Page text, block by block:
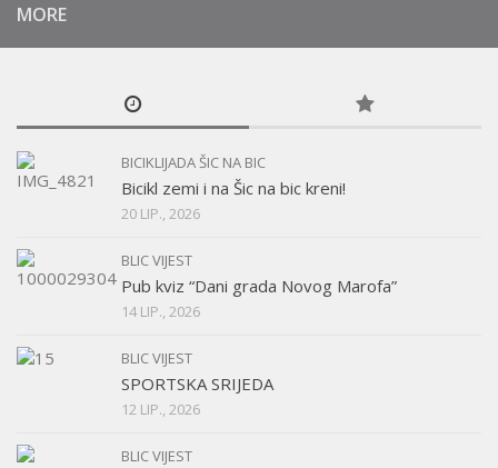
MORE
BICIKLIJADA ŠIC NA BIC
Bicikl zemi i na Šic na bic kreni!
20 LIP., 2026
BLIC VIJEST
Pub kviz “Dani grada Novog Marofa”
14 LIP., 2026
BLIC VIJEST
SPORTSKA SRIJEDA
12 LIP., 2026
BLIC VIJEST